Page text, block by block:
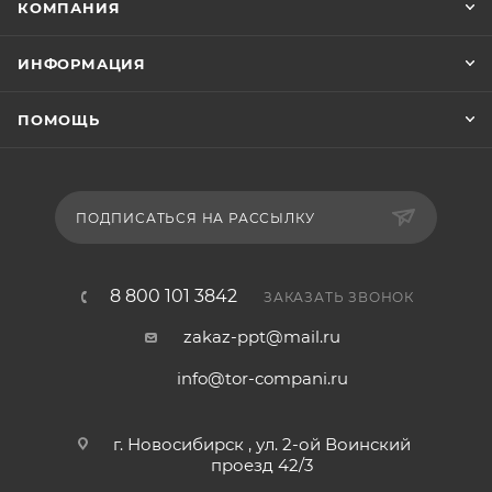
КОМПАНИЯ
ИНФОРМАЦИЯ
ПОМОЩЬ
ПОДПИСАТЬСЯ НА РАССЫЛКУ
8 800 101 3842 ЗАКАЗАТЬ ЗВОНОК
zakaz-ppt@mail.ru
info@tor-compani.ru
г. Новосибирск , ул. 2-ой Воинский
проезд 42/3